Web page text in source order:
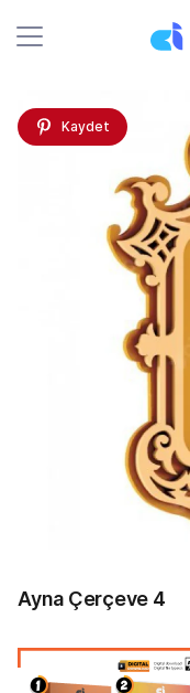
Kaydet
Ayna Çerçeve 4